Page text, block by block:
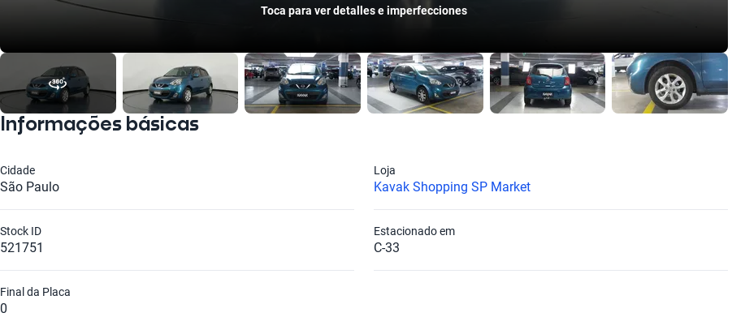
Toca para ver detalles e imperfecciones
Informações básicas
São Paulo
Cidade
Kavak Shopping SP Market
Loja
521751
Stock ID
C-33
Estacionado em
0
Final da Placa